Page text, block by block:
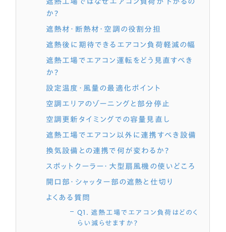
か？
遮熱材・断熱材・空調の役割分担
遮熱後に期待できるエアコン負荷軽減の幅
遮熱工場でエアコン運転をどう見直すべき
か？
設定温度・風量の最適化ポイント
空調エリアのゾーニングと部分停止
空調更新タイミングでの容量見直し
遮熱工場でエアコン以外に連携すべき設備
換気設備との連携で何が変わるか？
スポットクーラー・大型扇風機の使いどころ
開口部・シャッター部の遮熱と仕切り
よくある質問
Q1. 遮熱工場でエアコン負荷はどのく
らい減らせますか？